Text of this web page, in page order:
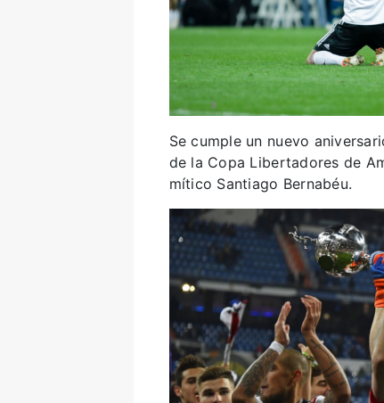
Se cumple un nuevo
de la Copa Libertadores de
mítico Santiago Bernabéu.